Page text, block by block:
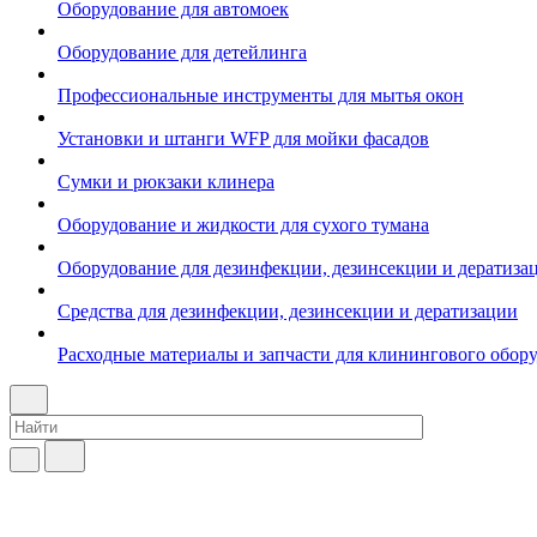
Оборудование для автомоек
Оборудование для детейлинга
Профессиональные инструменты для мытья окон
Установки и штанги WFP для мойки фасадов
Сумки и рюкзаки клинера
Оборудование и жидкости для сухого тумана
Оборудование для дезинфекции, дезинсекции и
Средства для дезинфекции, дезинсекции и дератизации
Расходные материалы и запчасти для клинингового